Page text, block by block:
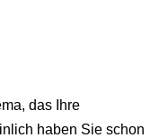
das Ihre
haben Sie schon